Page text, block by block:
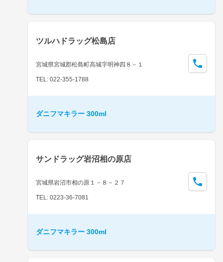
ツルハドラッグ松島店
宮城県宮城郡松島町高城字明神四８－１
TEL: 022-355-1788
ダニフマキラー 300ml
サンドラッグ岩沼相の原店
宮城県岩沼市相の原１－８－２７
TEL: 0223-36-7081
ダニフマキラー 300ml